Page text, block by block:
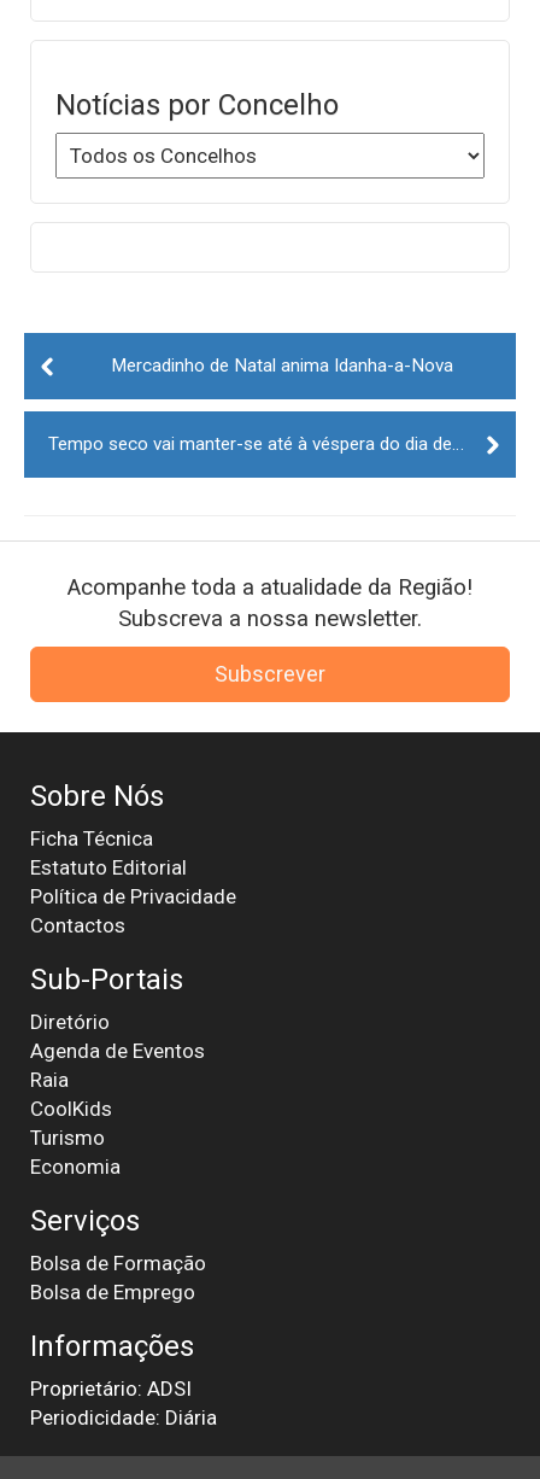
Notícias por Concelho
Post
navigationMercadinho de Natal anima Idanha-a-Nova
Tempo seco vai manter-se até à véspera do dia de Natal
Acompanhe toda a atualidade da Região!
Subscreva a nossa newsletter.
Subscrever
Sobre Nós
Ficha Técnica
Estatuto Editorial
Política de Privacidade
Contactos
Sub-Portais
Diretório
Agenda de Eventos
Raia
CoolKids
Turismo
Economia
Serviços
Bolsa de Formação
Bolsa de Emprego
Informações
Proprietário: ADSI
Periodicidade: Diária